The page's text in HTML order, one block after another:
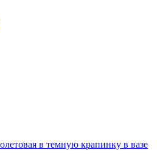
в темную крапинку в вазе